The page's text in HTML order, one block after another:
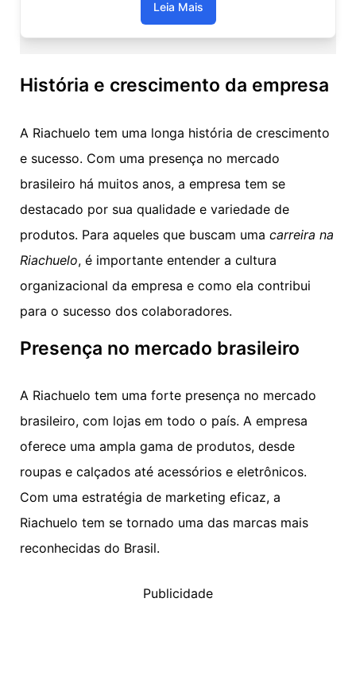
Leia Mais
História e crescimento da empresa
A Riachuelo tem uma longa história de crescimento
e sucesso. Com uma presença no mercado
brasileiro há muitos anos, a empresa tem se
destacado por sua qualidade e variedade de
produtos. Para aqueles que buscam uma carreira na
Riachuelo, é importante entender a cultura
organizacional da empresa e como ela contribui
para o sucesso dos colaboradores.
Presença no mercado brasileiro
A Riachuelo tem uma forte presença no mercado
brasileiro, com lojas em todo o país. A empresa
oferece uma ampla gama de produtos, desde
roupas e calçados até acessórios e eletrônicos.
Com uma estratégia de marketing eficaz, a
Riachuelo tem se tornado uma das marcas mais
reconhecidas do Brasil.
Publicidade